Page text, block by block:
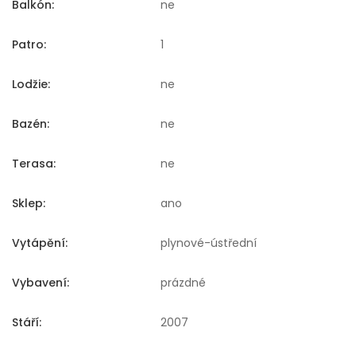
Balkón: ne
Patro: 1
Lodžie: ne
Bazén: ne
Terasa: ne
Sklep: ano
Vytápění: plynové-ústřední
Vybavení: prázdné
Stáří: 2007